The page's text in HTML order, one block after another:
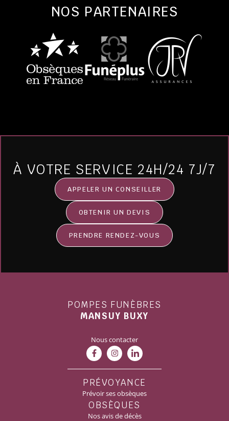
NOS PARTENAIRES
À VOTRE SERVICE 24H/24 7J/7
APPELER UN CONSEILLER
OBTENIR UN DEVIS
PRENDRE RENDEZ-VOUS
POMPES FUNÈBRES
MANSUY BUXY
Nous contacter
PRÉVOYANCE
Prévoir ses obsèques
OBSÈQUES
Nos avis de décès